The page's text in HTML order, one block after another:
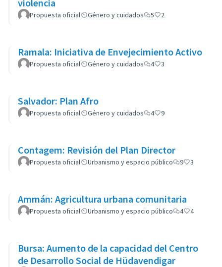
violencia
Propuesta oficial Género y cuidados 5 2
Ramala: Iniciativa de Envejecimiento Activo
Propuesta oficial Género y cuidados 4 3
Salvador: Plan Afro
Propuesta oficial Género y cuidados 4 9
Contagem: Revisión del Plan Director
Propuesta oficial Urbanismo y espacio público 9 3
Ammán: Agricultura urbana comunitaria
Propuesta oficial Urbanismo y espacio público 4 4
Bursa: Aumento de la capacidad del Centro
de Desarrollo Social de Hüdavendigar